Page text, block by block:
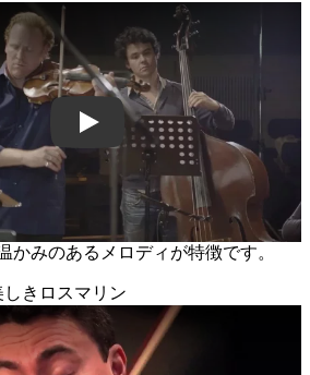
v0Hl0CcM-A4
かみのあるメロディが特徴です。
きロスマリン